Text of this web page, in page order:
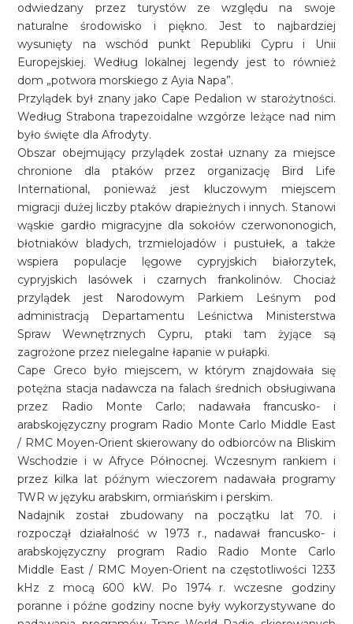
odwiedzany przez turystów ze względu na swoje
naturalne środowisko i piękno. Jest to najbardziej
wysunięty na wschód punkt Republiki Cypru i Unii
Europejskiej. Według lokalnej legendy jest to również
dom „potwora morskiego z Ayia Napa”.
Przylądek był znany jako Cape Pedalion w starożytności.
Według Strabona trapezoidalne wzgórze leżące nad nim
było święte dla Afrodyty.
Obszar obejmujący przylądek został uznany za miejsce
chronione dla ptaków przez organizację Bird Life
International, ponieważ jest kluczowym miejscem
migracji dużej liczby ptaków drapieżnych i innych. Stanowi
wąskie gardło migracyjne dla sokołów czerwononogich,
błotniaków bladych, trzmielojadów i pustułek, a także
wspiera populacje lęgowe cypryjskich białorzytek,
cypryjskich lasówek i czarnych frankolinów. Chociaż
przylądek jest Narodowym Parkiem Leśnym pod
administracją Departamentu Leśnictwa Ministerstwa
Spraw Wewnętrznych Cypru, ptaki tam żyjące są
zagrożone przez nielegalne łapanie w pułapki.
Cape Greco było miejscem, w którym znajdowała się
potężna stacja nadawcza na falach średnich obsługiwana
przez Radio Monte Carlo; nadawała francusko- i
arabskojęzyczny program Radio Monte Carlo Middle East
/ RMC Moyen-Orient skierowany do odbiorców na Bliskim
Wschodzie i w Afryce Północnej. Wczesnym rankiem i
przez kilka lat późnym wieczorem nadawała programy
TWR w języku arabskim, ormiańskim i perskim.
Nadajnik został zbudowany na początku lat 70. i
rozpoczął działalność w 1973 r., nadawał francusko- i
arabskojęzyczny program Radio Radio Monte Carlo
Middle East / RMC Moyen-Orient na częstotliwości 1233
kHz z mocą 600 kW. Po 1974 r. wczesne godziny
poranne i późne godziny nocne były wykorzystywane do